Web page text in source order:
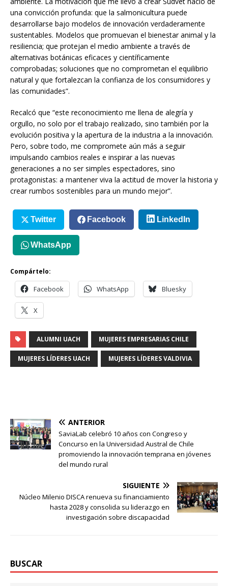
una convicción profunda: que la salmonicultura puede
desarrollarse bajo modelos de innovación verdaderamente
sustentables. Modelos que promuevan el bienestar animal y la
resiliencia; que protejan el medio ambiente a través de
alternativas botánicas eficaces y científicamente
comprobadas; soluciones que no comprometan el equilibrio
natural y que fortalezcan la confianza de los consumidores y
las comunidades”.
Recalcó que “este reconocimiento me llena de alegría y
orgullo, no solo por el trabajo realizado, sino también por la
evolución positiva y la apertura de la industria a la innovación.
Pero, sobre todo, me compromete aún más a seguir
impulsando cambios reales e inspirar a las nuevas
generaciones a no ser simples espectadores, sino
protagonistas: a mantener viva la actitud de mover la historia y
crear rumbos sostenibles para un mundo mejor”.
Twitter Facebook LinkedIn
WhatsApp
Compártelo:
Facebook WhatsApp Bluesky
X
ALUMNI UACH MUJERES EMPRESARIAS CHILE
MUJERES LÍDERES UACH MUJERES LÍDERES VALDIVIA
ANTERIOR
SaviaLab celebró 10 años con Congreso y
Concurso en la Universidad Austral de Chile
promoviendo la innovación temprana en jóvenes
del mundo rural
SIGUIENTE
Núcleo Milenio DISCA renueva su financiamiento
hasta 2028 y consolida su liderazgo en
investigación sobre discapacidad
BUSCAR